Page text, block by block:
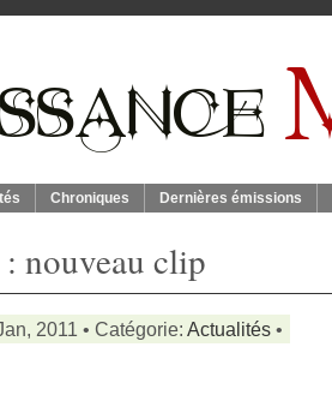
Chroniques Dernières émissions
nouveau clip
2011 • Catégorie: Actualités •